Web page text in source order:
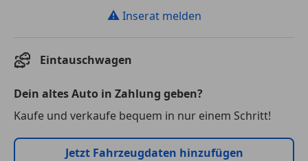
⚠ Inserat melden
Eintauschwagen
Dein altes Auto in Zahlung geben?
Kaufe und verkaufe bequem in nur einem Schritt!
Jetzt Fahrzeugdaten hinzufügen